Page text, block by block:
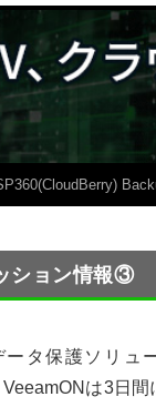
ション情報③
タ保護ソリュ
VeeamON は3日間